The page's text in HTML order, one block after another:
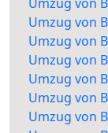
Umzug von
Umzug von
Umzug von
Umzug von
Umzug von
Umzug von